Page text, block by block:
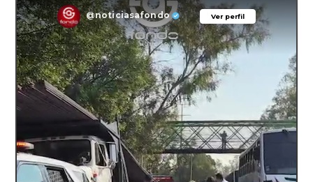
Ver perfil
@noticiasafondo Ver perfil